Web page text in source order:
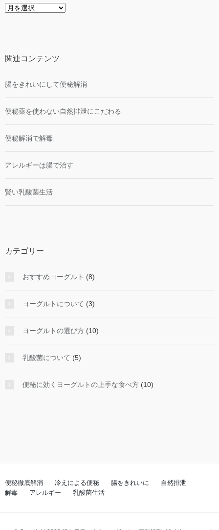
ア
関連コンテンツ
腸をきれいにして便秘解消
便秘薬を使わない自然排泄にこだわる
便秘解消で解毒
アレルギーは腸で治す
賢い乳酸菌生活
カテゴリー
おすすめヨーグルト (8)
ヨーグルトについて (3)
ヨーグルトの選び方 (10)
乳酸菌について (5)
便秘に効くヨーグルトの上手な食べ方 (10)
便秘徹底解消 冷えによる便秘 腸をきれいに
自然排泄
解毒
アレルギー 乳酸菌生活